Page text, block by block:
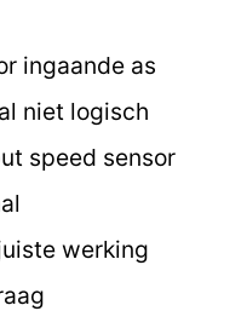
ingaande as
niet logisch
speed sensor
werking